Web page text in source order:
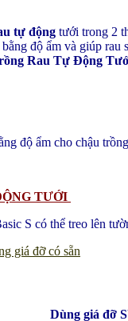
tự động tưới trong 2
độ ẩm và giúp rau
Rau Tự Động
độ ẩm cho chậu
TƯỚI
S có thể treo lên
giá đỡ có sẵn
Dùng giá đỡ